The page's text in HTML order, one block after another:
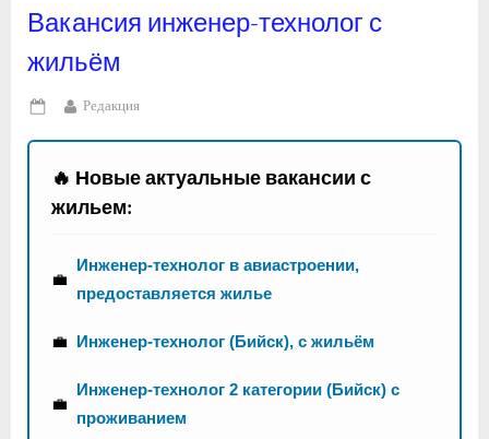
Вакансия инженер-технолог с
жильём
Posted
on
By
Редакция
🔥 Новые актуальные вакансии с
жильем:
💼
Инженер-технолог в авиастроении,
предоставляется жилье
💼 Инженер-технолог (Бийск), с жильём
💼
Инженер-технолог 2 категории (Бийск) с
проживанием